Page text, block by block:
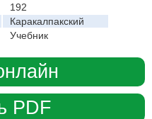
192
Каракалпакский
Учебник
PDF